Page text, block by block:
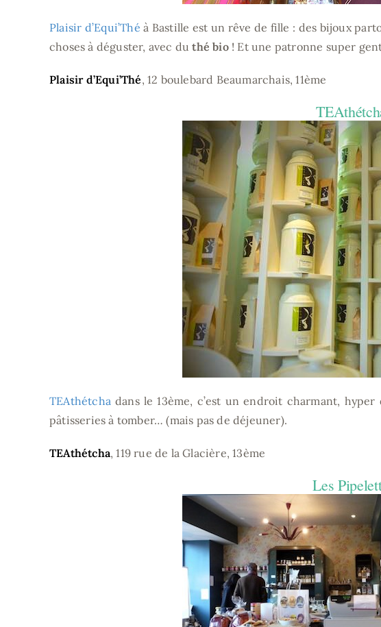
Plaisir d’Equi’Thé à Bastille est un rêve de fille : des bijoux
choses à déguster, avec duthé bio! Et une patronne super
Plaisir d’Equi’Thé, 12 boulebard Beaumarchais, 11ème
TEAthétcha dans le 13ème, c’est un endroit charmant,
pâtisseries à tomber… (mais pas de déjeuner).
TEAthétcha, 119 rue de la Glacière, 13ème
Les